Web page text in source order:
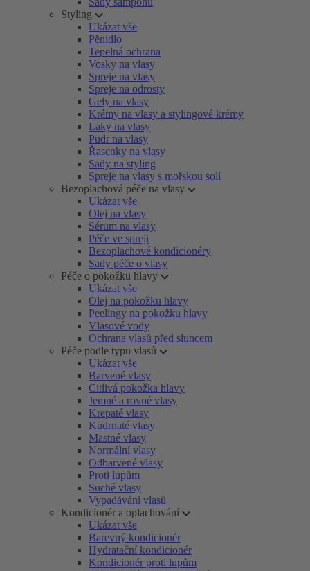
Styling
Ukázat vše
Pěnidlo
Tepelná ochrana
Vosky na vlasy
Spreje na vlasy
Spreje na odrosty
Gely na vlasy
Krémy na vlasy a stylingové krémy
Laky na vlasy
Pudr na vlasy
Řasenky na vlasy
Sady na styling
Spreje na vlasy s mořskou solí
Bezoplachová péče na vlasy
Ukázat vše
Olej na vlasy
Sérum na vlasy
Péče ve spreji
Bezoplachové kondicionéry
Sady péče o vlasy
Péče o pokožku hlavy
Ukázat vše
Olej na pokožku hlavy
Peelingy na pokožku hlavy
Vlasové vody
Ochrana vlasů před sluncem
Péče podle typu vlasů
Ukázat vše
Barvené vlasy
Citlivá pokožka hlavy
Jemné a rovné vlasy
Krepaté vlasy
Kudrnaté vlasy
Mastné vlasy
Normální vlasy
Odbarvené vlasy
Proti lupům
Suché vlasy
Vypadávání vlasů
Kondicionér a oplachování
Ukázat vše
Barevný kondicionér
Hydratační kondicionér
Kondicionér proti lupům